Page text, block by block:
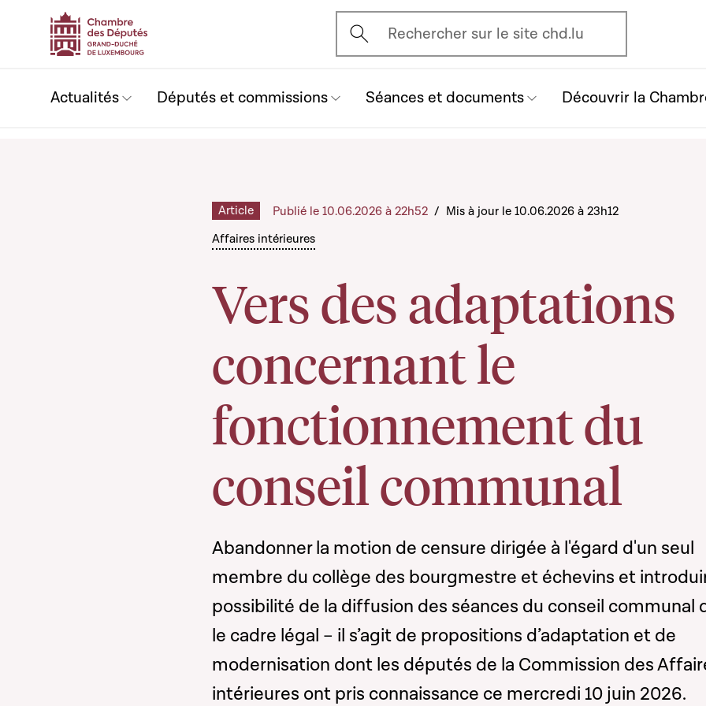
Ouvrir l'écran de recherche
Rechercher sur le site chd.lu
Actualités Députés et commissions Séances et documents Découvrir la
Affaires intérieures
Vers des adaptations
concernant le
fonctionnement du
conseil communal
Article Publié le 10.06.2026 à 22h52 / Mis à jour le 10.06.2026 à 23h12
Abandonner la motion de censure dirigée à l'égard d'un seul
membre du collège des bourgmestre et échevins et
possibilité de la diffusion des séances du conseil communal
le cadre légal – il s’agit de propositions d’adaptation et de
modernisation dont les députés de la Commission des
intérieures ont pris connaissance ce mercredi 10 juin 2026.